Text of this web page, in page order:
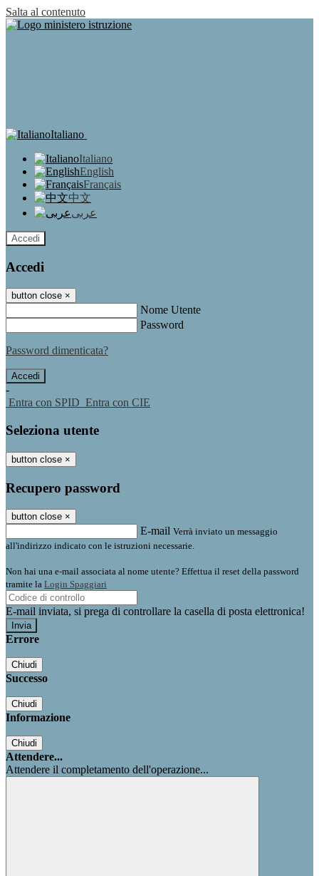
Salta al contenuto
Italiano
Italiano
English
Français
中文
عربى
Accedi
Accedi
button close ×
Nome Utente
Password
Password dimenticata?
-
Entra con SPID Entra con CIE
Seleziona utente
button close ×
Recupero password
button close ×
E-mail Verrà inviato un messaggio
all'indirizzo indicato con le istruzioni necessarie.
Non hai una e-mail associata al nome utente? Effettua il reset della password
tramite la Login Spaggiari
E-mail inviata, si prega di controllare la casella di posta elettronica!
Errore
Chiudi
Successo
Chiudi
Informazione
Chiudi
Attendere...
Attendere il completamento dell'operazione...